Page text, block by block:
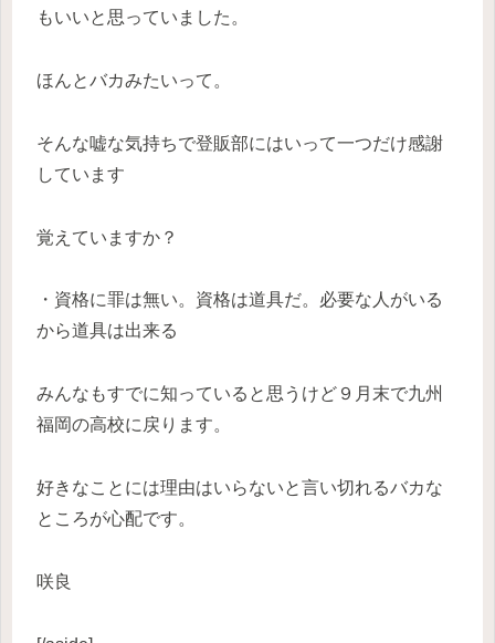
もいいと思っていました。
ほんとバカみたいって。
そんな嘘な気持ちで登販部にはいって一つだけ感謝
しています
覚えていますか？
・資格に罪は無い。資格は道具だ。必要な人がいる
から道具は出来る
みんなもすでに知っていると思うけど９月末で九州
福岡の高校に戻ります。
好きなことには理由はいらないと言い切れるバカな
ところが心配です。
咲良